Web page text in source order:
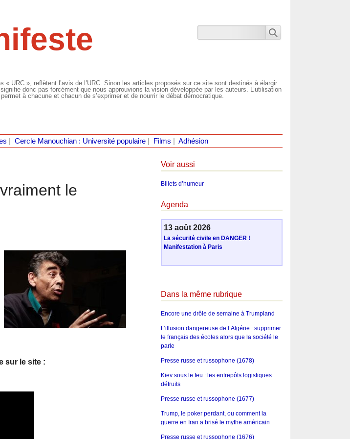
« URC », reflètent l’avis de l’URC. Sinon les articles proposés sur ce site sont destinés à élargir
donc pas forcément que nous approuvions la vision développée par les auteurs. L’utilisation
à chacune et chacun de s’exprimer et de nourrir le débat démocratique.
Cercle Manouchian : Université populaire| Films Adhésion
le
sur le site :
Voir aussi
Billets d’humeur
Agenda
13 août 2026
La sécurité civile en DANGER !
Manifestation à Paris
Dans la même rubrique
Encore une drôle de semaine à Trumpland
L’illusion dangereuse de l’Algérie : supprimer
le français des écoles alors que la société le
parle
Presse russe et russophone (1678)
Kiev sous le feu : les entrepôts logistiques
détruits
Presse russe et russophone (1677)
Trump, le poker perdant, ou comment la
guerre en Iran a brisé le mythe américain
Presse russe et russophone (1676)